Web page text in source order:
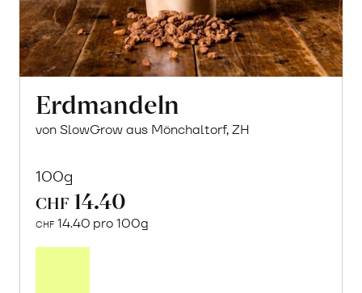
Erdmandeln
von SlowGrow aus Mönchaltorf, ZH
100g
CHF 14.40
CHF 14.40 pro 100g